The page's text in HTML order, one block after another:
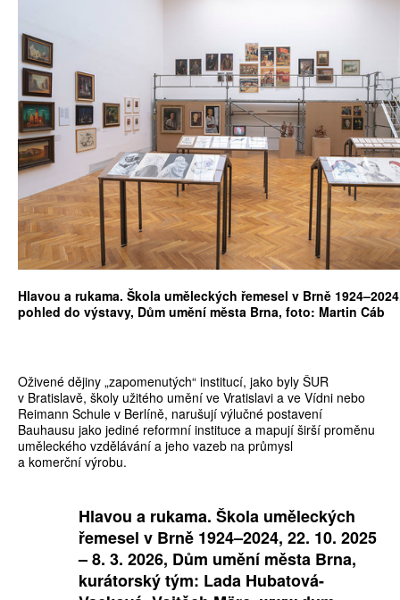
Hlavou a rukama. Škola uměleckých řemesel v Brně
pohled do výstavy, Dům umění města Brna, foto: Martin Cáb
Oživené dějiny „zapomenutých“ institucí, jako byly ŠUR
v Bratislavě, školy užitého umění ve Vratislavi a ve Vídni nebo
Reimann Schule v Berlíně, narušují výlučné postavení
Bauhausu jako jediné reformní instituce a mapují širší proměnu
uměleckého vzdělávání a jeho vazeb na průmysl
a komerční výrobu.
Hlavou a rukama. Škola uměleckých
řemesel v Brně 1924–2024, 22. 10. 2025
– 8. 3. 2026, Dům umění města Brna,
kurátorský tým: Lada Hubatová-